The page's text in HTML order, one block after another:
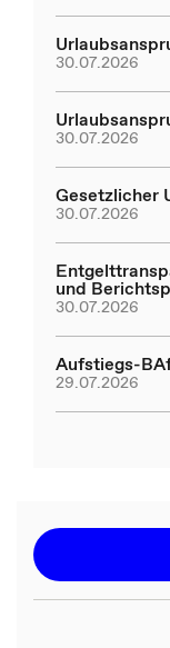
30.07.2026
30.07.2026
Gesetzlicher
30.07.2026
und
30.07.2026
Aufstiegs-
29.07.2026